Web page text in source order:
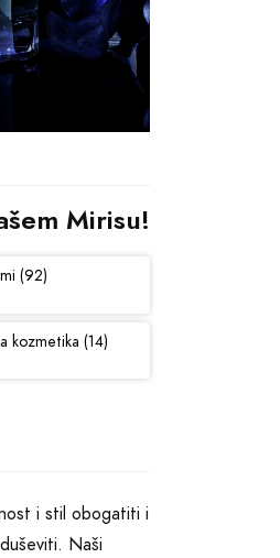
Mirisu!
(92)
kozmetika (14)
i stil obogatiti i
Naši